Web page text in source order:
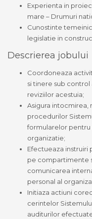
Experienta in
mare – Drumuri
Cunostinte
legislatie in
Descrierea jobului
Coordoneaza
si tinere sub control
reviziilor acestuia;
Asigura intocmirea,
procedurilor
formularelor pentru
organizatie;
Efectueaza instruiri
pe compartimente
comunicarea
personal al
Initiaza actiuni
cerintelor
auditurilor